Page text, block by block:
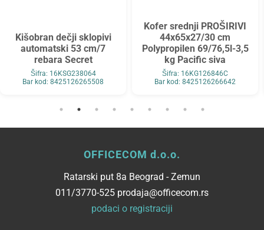
Kišobran dečji sklopivi
automatski 53 cm/7
rebara Secret
Šifra: 16KSG238064
Bar kod: 8425126265508
Kofer srednji PROŠIRIVI
44x65x27/30 cm
Polypropilen 69/76,5l-3,5
kg Pacific siva
Šifra: 16KG126846C
Bar kod: 8425126266642
OFFICECOM d.o.o.
Ratarski put 8a Beograd - Zemun
011/3770-525 prodaja@officecom.rs
podaci o registraciji